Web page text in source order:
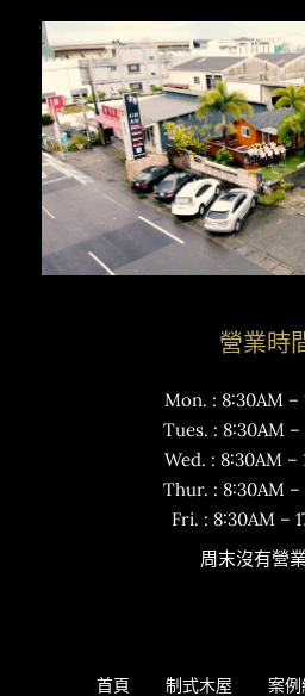
營業時
Mon. : 8:30AM –
Tues. : 8:30AM –
Wed. : 8:30AM –
Thur. : 8:30AM –
Fri. : 8:30AM –
周末沒有營
首頁 制式木屋 案